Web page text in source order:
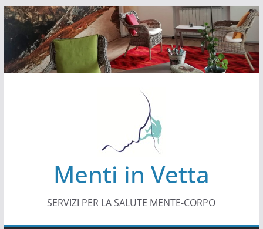
Salta
contenuto
Menti in Vetta
SERVIZI PER LA SALUTE MENTE-CORPO